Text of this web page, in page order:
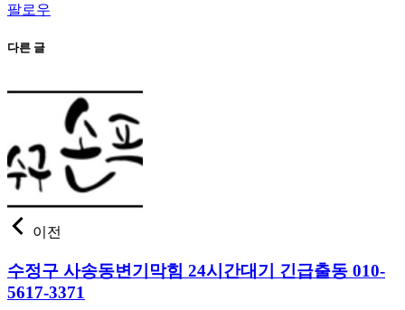
팔로우
다른 글
이전
수정구 사송동변기막힘 24시간대기 긴급출동 010-
5617-3371